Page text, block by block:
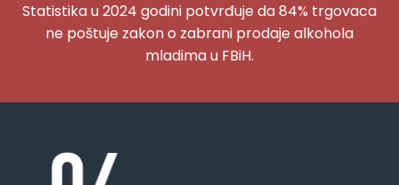
Statistika u 2024 godini potvrđuje da 84% trgovaca
ne poštuje zakon o zabrani prodaje alkohola
mladima u FBiH.